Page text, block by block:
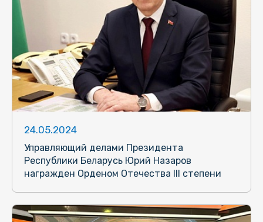
24.05.2024
Управляющий делами Президента
Республики Беларусь Юрий Назаров
награжден Орденом Отечества III степени